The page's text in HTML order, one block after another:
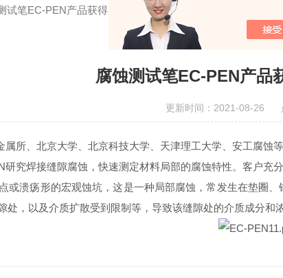
试笔EC-PEN产品获得客户认可与好评
腐蚀测试笔EC-PEN产品
更新时间：2021-08-26
所、北京大学、北京科技大学、天津理工大学、安工腐蚀等
研究焊接缝隙腐蚀 ，快速测定材料局部的腐蚀特性。客户充
或溃疡形的宏观蚀坑，这是一种局部腐蚀，常发生在垫圈
，以及介质扩散受到限制等，导致该缝隙处的介质成分和